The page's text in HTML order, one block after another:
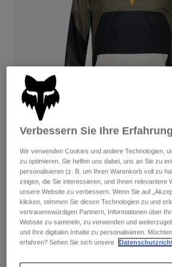
Hosen
Kurze Hosen
Jacken
Brillen
Socken
Zubehör
Hosen
Handschuhe
Jacken
Protektoren
Brillen
Socken
Taschen & Zubehör
Spare parts
Alle anzeigen
Damen
T-Shirts & Tops
Hoodies und Pullover
Jacken
Hosen
Shirts
Alle anzeigen
Alle anzeigen
Moto
Jerseys
Hosen
Stiefel
Guards
Handschuhe
Bewertungen
360 Fade Trikot
Artikelnr.33533-539-S
Price reduced from
€ 69,99to€ 45,49
Verbessern Sie Ihre Erfahrung
Wir verwenden Cookies und andere Technologien,
zu optimieren. Sie helfen uns dabei, uns an Sie zu
personalisieren (z. B. um Ihren Warenkorb voll zu
zeigen, die Sie interessieren, und Ihnen relevantere
unsere Website zu verbessern. Wenn Sie auf
klicken, stimmen Sie diesen Technologien zu und
vertrauenswürdigen Partnern, Informationen über
Website zu sammeln, zu verwenden und
und Ihre digitalen Inhalte zu personalisieren.
erfahren? Sehen Sie sich unsere